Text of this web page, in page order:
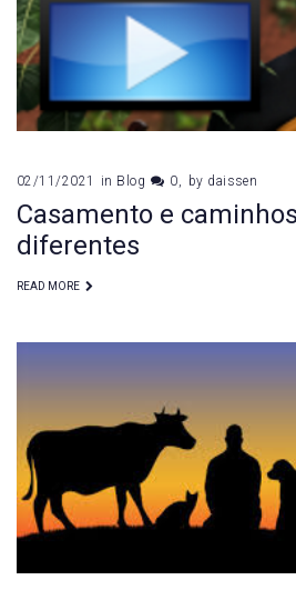
02/11/2021 in Blog 0 by daissen
Casamento e
diferentes
READ MORE